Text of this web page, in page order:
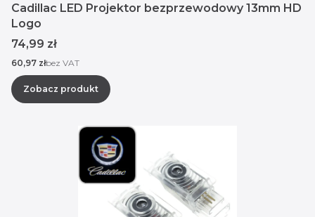
Cadillac LED Projektor bezprzewodowy 13mm HD
Logo
Cena
74,99 zł
Cena
60,97 złbez VAT
Zobacz produkt